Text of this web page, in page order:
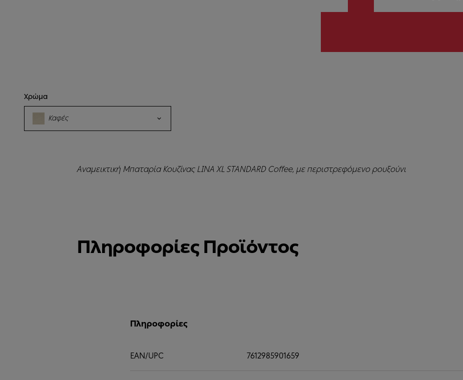
Χρώμα
Καφές
Αναμεικτική Μπαταρία Κουζίνας LINA XL STANDARD Coffee, με περιστρεφόμενο ρουξούνι
Πληροφορίες Προϊόντος
Πληροφορίες
EAN/UPC 7612985901659